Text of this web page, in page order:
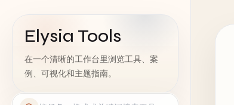
Elysia Tools
在一个清晰的工作台里浏览工具、案
例、可视化和主题指南。